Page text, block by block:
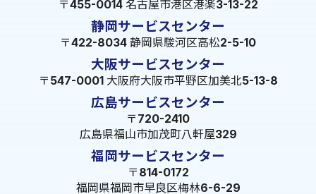
〒455-0014 名古屋市港区港楽3-13-22
静岡サービスセンター
〒422-8034 静岡県駿河区高松2-5-10
大阪サービスセンター
〒547-0001 大阪府大阪市平野区加美北5-13-8
広島サービスセンター
〒720-2410
広島県福山市加茂町八軒屋329
福岡サービスセンター
〒814-0172
福岡県福岡市早良区梅林6-6-29